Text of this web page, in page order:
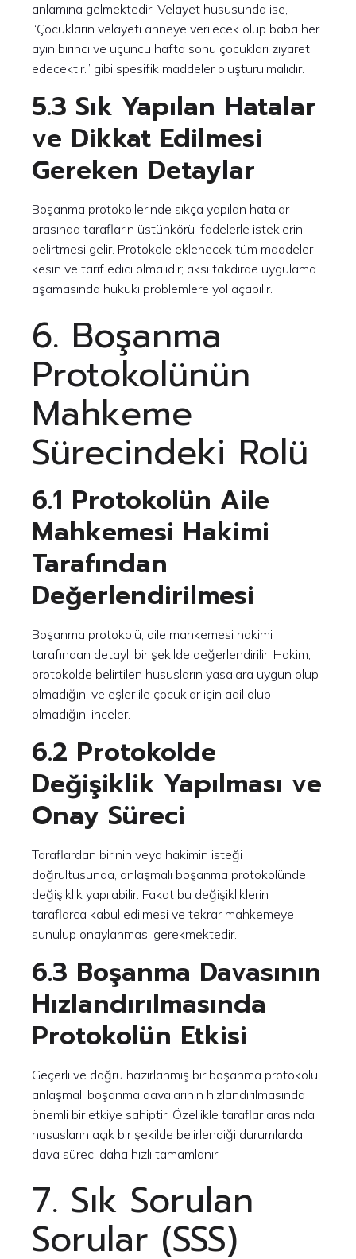
anlamına gelmektedir. Velayet hususunda ise,
“Çocukların velayeti anneye verilecek olup baba her
ayın birinci ve üçüncü hafta sonu çocukları ziyaret
edecektir.” gibi spesifik maddeler oluşturulmalıdır.
5.3 Sık Yapılan Hatalar
ve Dikkat Edilmesi
Gereken Detaylar
Boşanma protokollerinde sıkça yapılan hatalar
arasında tarafların üstünkörü ifadelerle isteklerini
belirtmesi gelir. Protokole eklenecek tüm maddeler
kesin ve tarif edici olmalıdır; aksi takdirde uygulama
aşamasında hukuki problemlere yol açabilir.
6. Boşanma
Protokolünün
Mahkeme
Sürecindeki Rolü
6.1 Protokolün Aile
Mahkemesi Hakimi
Tarafından
Değerlendirilmesi
Boşanma protokolü, aile mahkemesi hakimi
tarafından detaylı bir şekilde değerlendirilir. Hakim,
protokolde belirtilen hususların yasalara uygun olup
olmadığını ve eşler ile çocuklar için adil olup
olmadığını inceler.
6.2 Protokolde
Değişiklik Yapılması ve
Onay Süreci
Taraflardan birinin veya hakimin isteği
doğrultusunda, anlaşmalı boşanma protokolünde
değişiklik yapılabilir. Fakat bu değişikliklerin
taraflarca kabul edilmesi ve tekrar mahkemeye
sunulup onaylanması gerekmektedir.
6.3 Boşanma Davasının
Hızlandırılmasında
Protokolün Etkisi
Geçerli ve doğru hazırlanmış bir boşanma protokolü,
anlaşmalı boşanma davalarının hızlandırılmasında
önemli bir etkiye sahiptir. Özellikle taraflar arasında
hususların açık bir şekilde belirlendiği durumlarda,
dava süreci daha hızlı tamamlanır.
7. Sık Sorulan
Sorular (SSS)